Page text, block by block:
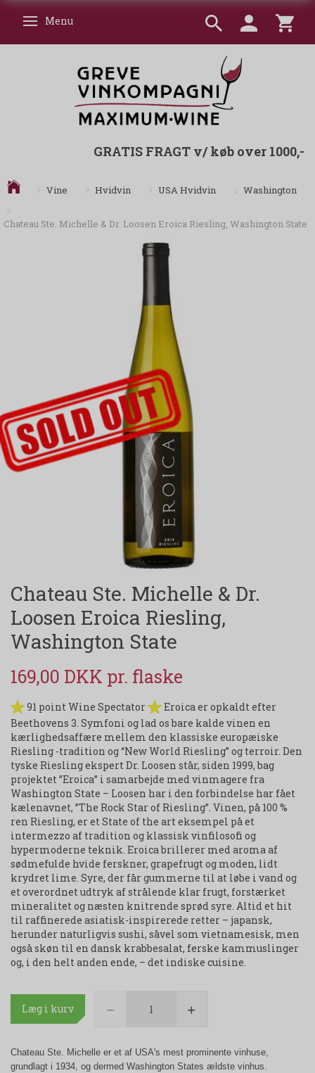
Skifte navigation
Menu
GRATIS FRAGT v/ køb over 1000,-
Vine Hvidvin USA Hvidvin Washington
Chateau Ste. Michelle & Dr. Loosen Eroica Riesling, Washington State
Chateau Ste. Michelle & Dr.
Loosen Eroica Riesling,
Washington State
169,00 DKK
91 point Wine Spectator
Eroica er opkaldt efter
Beethovens 3. Symfoni og lad os bare kalde vinen en
kærlighedsaffære mellem den klassiske europæiske
Riesling -tradition og “New World Riesling” og terroir. Den
tyske Riesling ekspert Dr. Loosen står, siden 1999, bag
projektet ”Eroica” i samarbejde med vinmagere fra
Washington State – Loosen har i den forbindelse har fået
kælenavnet, ”The Rock Star of Riesling”. Vinen, på 100 %
ren Riesling, er et State of the art eksempel på et
intermezzo af tradition og klassisk vinfilosofi og
hypermoderne teknik. Eroica brillerer med aroma af
sødmefulde hvide ferskner, grapefrugt og moden, lidt
krydret lime. Syre, der får gummerne til at løbe i vand og
et overordnet udtryk af strålende klar frugt, forstærket
mineralitet og næsten knitrende sprød syre. Altid et hit
til raffinerede asiatisk-inspirerede retter – japansk,
herunder naturligvis sushi, såvel som vietnamesisk, men
også skøn til en dansk krabbesalat, ferske kammuslinger
og, i den helt anden ende, – det indiske cuisine.
Læg i kurv
Chateau Ste. Michelle er et af USA's mest prominente vinhuse,
grundlagt i 1934, og dermed Washington States ældste vinhus.